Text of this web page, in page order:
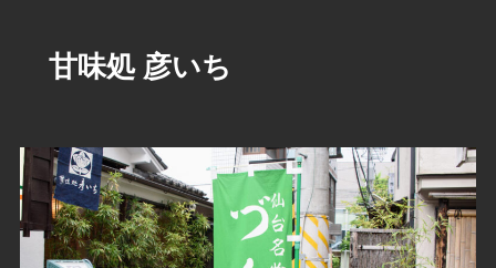
甘味処 彦いち